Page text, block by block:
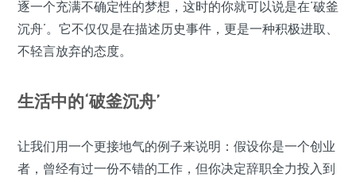
逐一个充满不确定性的梦想，这时的你就可以说是在‘破釜
沉舟’。它不仅仅是在描述历史事件，更是一种积极进取、
不轻言放弃的态度。
生活中的‘破釜沉舟’
让我们用一个更接地气的例子来说明：假设你是一个创业
者，曾经有过一份不错的工作，但你决定辞职全力投入到